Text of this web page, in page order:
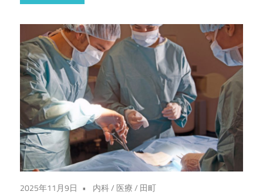
2025年11月9日 内科/ 医療/ 田町